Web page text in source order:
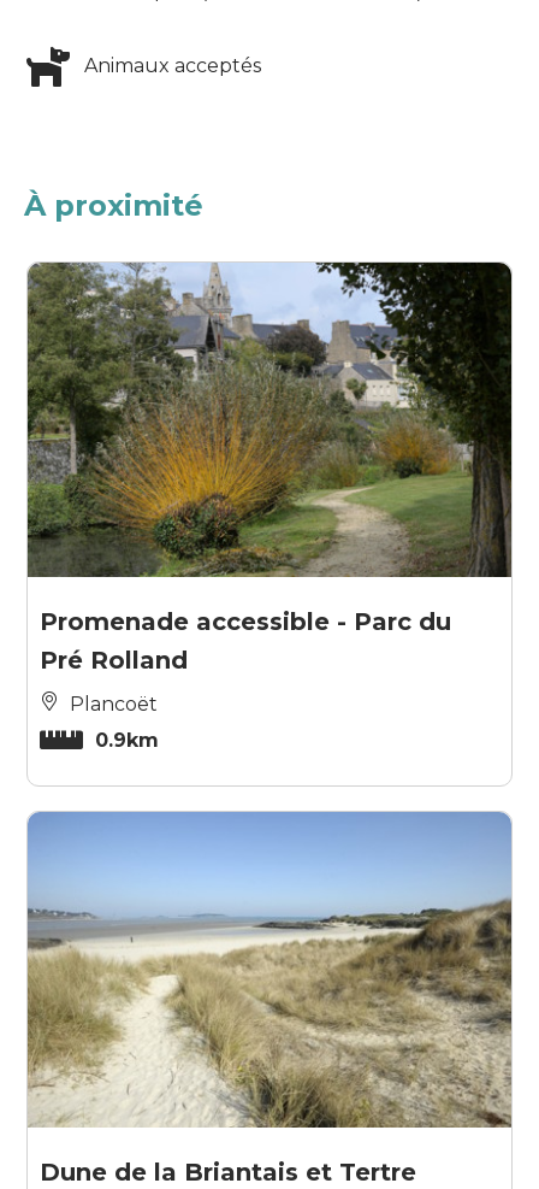
Animaux acceptés
À proximité
Promenade accessible - Parc du
Pré Rolland
Plancoët
0.9km
Dune de la Briantais et Tertre